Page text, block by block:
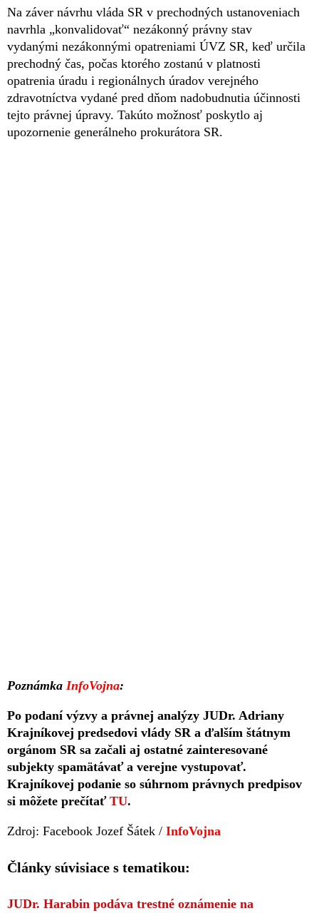
Na záver návrhu vláda SR v prechodných ustanoveniach
navrhla „konvalidovať“ nezákonný právny stav
vydanými nezákonnými opatreniami ÚVZ SR, keď určila
prechodný čas, počas ktorého zostanú v platnosti
opatrenia úradu i regionálnych úradov verejného
zdravotníctva vydané pred dňom nadobudnutia účinnosti
tejto právnej úpravy. Takúto možnosť poskytlo aj
upozornenie generálneho prokurátora SR.
Poznámka InfoVojna:
Po podaní výzvy a právnej analýzy JUDr. Adriany
Krajníkovej predsedovi vlády SR a ďalším štátnym
orgánom SR sa začali aj ostatné zainteresované
subjekty spamätávať a verejne vystupovať.
Krajníkovej podanie so súhrnom právnych predpisov
si môžete prečítať TU.
Zdroj: Facebook Jozef Šátek / InfoVojna
Články súvisiace s tematikou:
JUDr. Harabin podáva trestné oznámenie na